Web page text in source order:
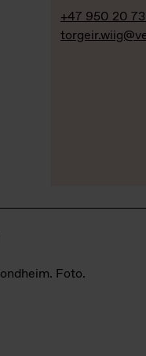
+47 950 20